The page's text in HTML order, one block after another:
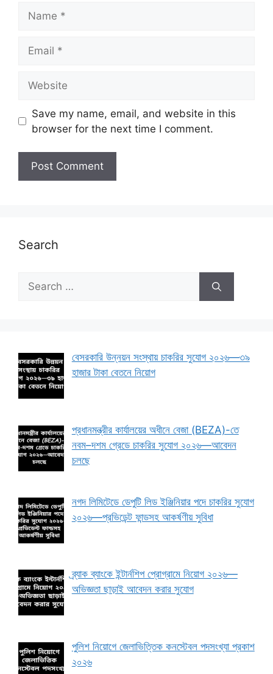
Save my name, email, and website in this
browser for the next time I comment.
Search
Search
for:
বেসরকারি উন্নয়ন সংস্থায় চাকরির সুযোগ ২০২৬—৩৯
হাজার টাকা বেতনে নিয়োগ
প্রধানমন্ত্রীর কার্যালয়ের অধীনে বেজা (BEZA)-তে
নবম–দশম গ্রেডে চাকরির সুযোগ ২০২৬—আবেদন
চলছে
নগদ লিমিটেডে ডেপুটি লিড ইঞ্জিনিয়ার পদে চাকরির সুযোগ
২০২৬—প্রভিডেন্ট ফান্ডসহ আকর্ষণীয় সুবিধা
ব্র্যাক ব্যাংকে ইন্টার্নশিপ প্রোগ্রামে নিয়োগ ২০২৬—
অভিজ্ঞতা ছাড়াই আবেদন করার সুযোগ
পুলিশ নিয়োগে জেলাভিত্তিক কনস্টেবল পদসংখ্যা প্রকাশ
২০২৬